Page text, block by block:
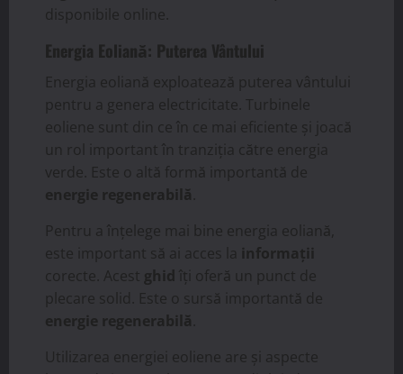
disponibile online.
Energia Eoliană: Puterea Vântului
Energia eoliană exploatează puterea vântului
pentru a genera electricitate. Turbinele
eoliene sunt din ce în ce mai eficiente și joacă
un rol important în tranziția către energia
verde. Este o altă formă importantă de
energie regenerabilă
Pentru a înțelege mai bine energia eoliană,
este important să ai acces la informații
corecte. Acest ghid îți oferă un punct de
plecare solid. Este o sursă importantă de
energie regenerabilă
Utilizarea energiei eoliene are și aspecte